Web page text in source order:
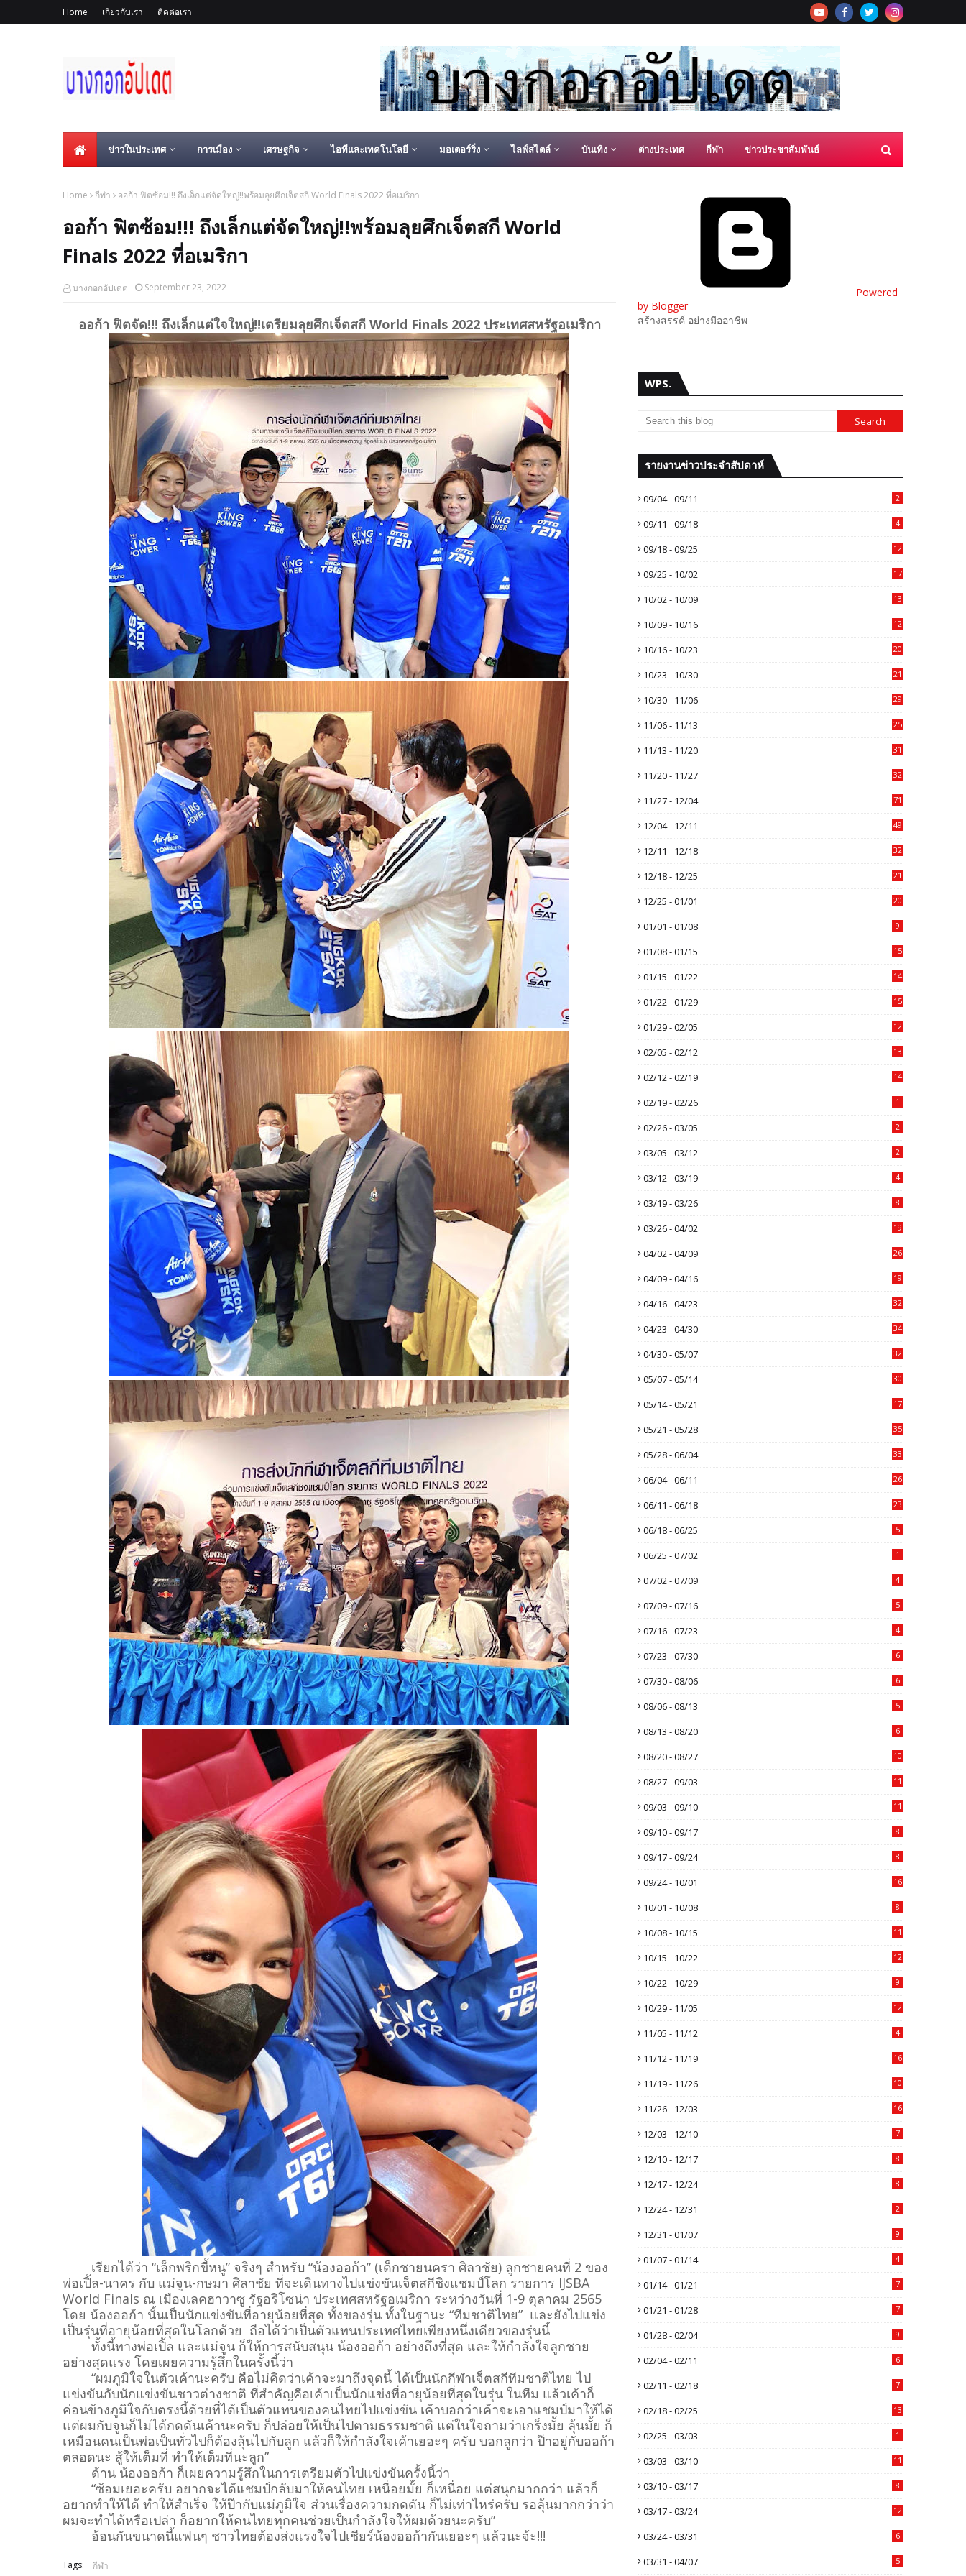
Home เกี่ยวกับเรา ติดต่อเรา
ข่าวในประเทศ การเมือง เศรษฐกิจ ไอทีและเทคโนโลยี มอเตอร์ริ่ง ไลฟ์สไตล์ บันเทิง ต่างประเทศ กีฬา ข่าวประชาสัมพันธ์
Home กีฬา ออก้า ฟิตซ้อม!!! ถึงเล็กแต่จัดใหญ่!!พร้อมลุยศึกเจ็ตสกี World Finals 2022 ที่อเมริกา
ออก้า ฟิตซ้อม!!! ถึงเล็กแต่จัดใหญ่!!พร้อมลุยศึกเจ็ตสกี World
Finals 2022 ที่อเมริกา
บางกอกอัปเดต September 23, 2022
ออก้า ฟิตจัด!!! ถึงเล็กแต่ใจใหญ่!!เตรียมลุยศึกเจ็ตสกี World Finals 2022 ประเทศสหรัฐอเมริกา
เรียกได้ว่า “เล็กพริกขี้หนู” จริงๆ สำหรับ “น้องออก้า” (เด็กชายนครา ศิลาชัย) ลูกชายคนที่ 2 ของ
พ่อเปิ้ล-นาคร กับ แม่จูน-กษมา ศิลาชัย ที่จะเดินทางไปแข่งขันเจ็ตสกีชิงแชมป์โลก รายการ IJSBA
World Finals ณ เมืองเลคฮาวาซู รัฐอริโซน่า ประเทศสหรัฐอเมริกา ระหว่างวันที่ 1-9 ตุลาคม 2565
โดย น้องออก้า นั้นเป็นนักแข่งขันที่อายุน้อยที่สุด ทั้งของรุ่น ทั้งในฐานะ “ทีมชาติไทย” และยังไปแข่ง
เป็นรุ่นที่อายุน้อยที่สุดในโลกด้วย ถือได้ว่าเป็นตัวแทนประเทศไทยเพียงหนึ่งเดียวของรุ่นนี้
ทั้งนี้ทางพ่อเปิ้ล และแม่จูน ก็ให้การสนับสนุน น้องออก้า อย่างถึงที่สุด และให้กำลังใจลูกชาย
อย่างสุดแรง โดยเผยความรู้สึกในครั้งนี้ว่า
“ผมภูมิใจในตัวเค้านะครับ คือไม่คิดว่าเค้าจะมาถึงจุดนี้ ได้เป็นนักกีฬาเจ็ตสกีทีมชาติไทย ไป
แข่งขันกับนักแข่งขันชาวต่างชาติ ที่สำคัญคือเค้าเป็นนักแข่งที่อายุน้อยที่สุดในรุ่น ในทีม แล้วเค้าก็
ค่อนข้างภูมิใจกับตรงนี้ด้วยที่ได้เป็นตัวแทนของคนไทยไปแข่งขัน เค้าบอกว่าเค้าจะเอาแชมป์มาให้ได้
แต่ผมกับจูนก็ไม่ได้กดดันเค้านะครับ ก็ปล่อยให้เป็นไปตามธรรมชาติ แต่ในใจถามว่าเกร็งมั้ย ลุ้นมั้ย ก็
เหมือนคนเป็นพ่อเป็นทั่วไปก็ต้องลุ้นไปกับลูก แล้วก็ให้กำลังใจเค้าเยอะๆ ครับ บอกลูกว่า ป๊าอยู่กับออก้า
ตลอดนะ สู้ให้เต็มที่ ทำให้เต็มที่นะลูก”
ด้าน น้องออก้า ก็เผยความรู้สึกในการเตรียมตัวไปแข่งขันครั้งนี้ว่า
“ซ้อมเยอะครับ อยากจะได้แชมป์กลับมาให้คนไทย เหนื่อยมั้ย ก็เหนื่อย แต่สนุกมากกว่า แล้วก็
อยากทำให้ได้ ทำให้สำเร็จ ให้ป๊ากับแม่ภูมิใจ ส่วนเรื่องความกดดัน ก็ไม่เท่าไหร่ครับ รอลุ้นมากกว่าว่า
ผมจะทำได้หรือเปล่า ก็อยากให้คนไทยทุกคนช่วยเป็นกำลังใจให้ผมด้วยนะครับ”
อ้อนกันขนาดนี้แฟนๆ ชาวไทยต้องส่งแรงใจไปเชียร์น้องออก้ากันเยอะๆ แล้วนะจ้ะ!!!
Tags: กีฬา
Powered
by Blogger
สร้างสรรค์ อย่างมืออาชีพ
WPS.
รายงานข่าวประจำสัปดาห์
09/04 - 09/11 2
09/11 - 09/18 4
09/18 - 09/25 12
09/25 - 10/02 17
10/02 - 10/09 13
10/09 - 10/16 12
10/16 - 10/23 20
10/23 - 10/30 21
10/30 - 11/06 29
11/06 - 11/13 25
11/13 - 11/20 31
11/20 - 11/27 32
11/27 - 12/04 71
12/04 - 12/11 49
12/11 - 12/18 32
12/18 - 12/25 21
12/25 - 01/01 20
01/01 - 01/08 9
01/08 - 01/15 15
01/15 - 01/22 14
01/22 - 01/29 15
01/29 - 02/05 12
02/05 - 02/12 13
02/12 - 02/19 14
02/19 - 02/26 1
02/26 - 03/05 2
03/05 - 03/12 2
03/12 - 03/19 4
03/19 - 03/26 8
03/26 - 04/02 19
04/02 - 04/09 26
04/09 - 04/16 19
04/16 - 04/23 32
04/23 - 04/30 34
04/30 - 05/07 32
05/07 - 05/14 30
05/14 - 05/21 17
05/21 - 05/28 35
05/28 - 06/04 33
06/04 - 06/11 26
06/11 - 06/18 23
06/18 - 06/25 5
06/25 - 07/02 1
07/02 - 07/09 4
07/09 - 07/16 5
07/16 - 07/23 4
07/23 - 07/30 6
07/30 - 08/06 6
08/06 - 08/13 5
08/13 - 08/20 6
08/20 - 08/27 10
08/27 - 09/03 11
09/03 - 09/10 11
09/10 - 09/17 8
09/17 - 09/24 8
09/24 - 10/01 16
10/01 - 10/08 8
10/08 - 10/15 11
10/15 - 10/22 12
10/22 - 10/29 9
10/29 - 11/05 12
11/05 - 11/12 4
11/12 - 11/19 16
11/19 - 11/26 10
11/26 - 12/03 16
12/03 - 12/10 7
12/10 - 12/17 8
12/17 - 12/24 8
12/24 - 12/31 2
12/31 - 01/07 9
01/07 - 01/14 4
01/14 - 01/21 7
01/21 - 01/28 7
01/28 - 02/04 9
02/04 - 02/11 6
02/11 - 02/18 7
02/18 - 02/25 13
02/25 - 03/03 1
03/03 - 03/10 11
03/10 - 03/17 8
03/17 - 03/24 12
03/24 - 03/31 6
03/31 - 04/07 5